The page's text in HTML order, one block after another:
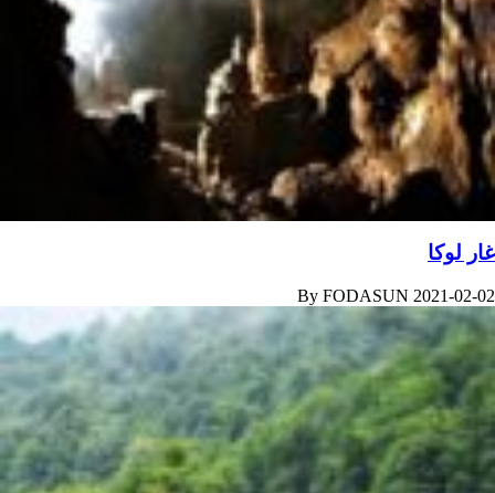
غار لوکا
By FODASUN 2021-02-02